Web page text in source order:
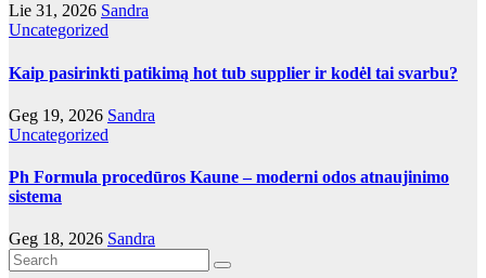
Lie 31, 2026 Sandra
Uncategorized
Kaip pasirinkti patikimą hot tub supplier ir kodėl tai svarbu?
Geg 19, 2026 Sandra
Uncategorized
Ph Formula procedūros Kaune – moderni odos atnaujinimo
sistema
Geg 18, 2026 Sandra